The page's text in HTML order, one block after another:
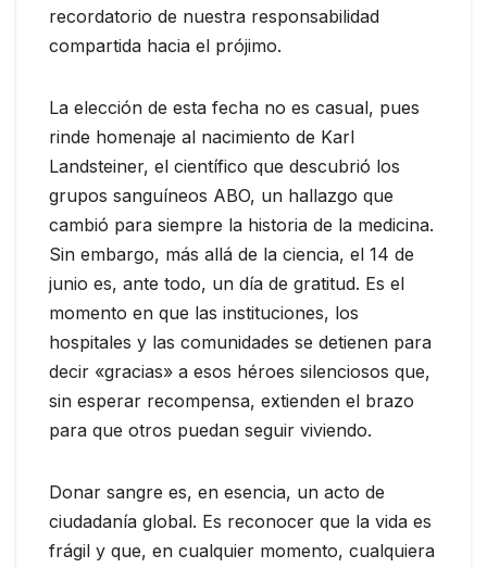
recordatorio de nuestra responsabilidad
compartida hacia el prójimo.
La elección de esta fecha no es casual, pues
rinde homenaje al nacimiento de Karl
Landsteiner, el científico que descubrió los
grupos sanguíneos ABO, un hallazgo que
cambió para siempre la historia de la medicina.
Sin embargo, más allá de la ciencia, el 14 de
junio es, ante todo, un día de gratitud. Es el
momento en que las instituciones, los
hospitales y las comunidades se detienen para
decir «gracias» a esos héroes silenciosos que,
sin esperar recompensa, extienden el brazo
para que otros puedan seguir viviendo.
Donar sangre es, en esencia, un acto de
ciudadanía global. Es reconocer que la vida es
frágil y que, en cualquier momento, cualquiera